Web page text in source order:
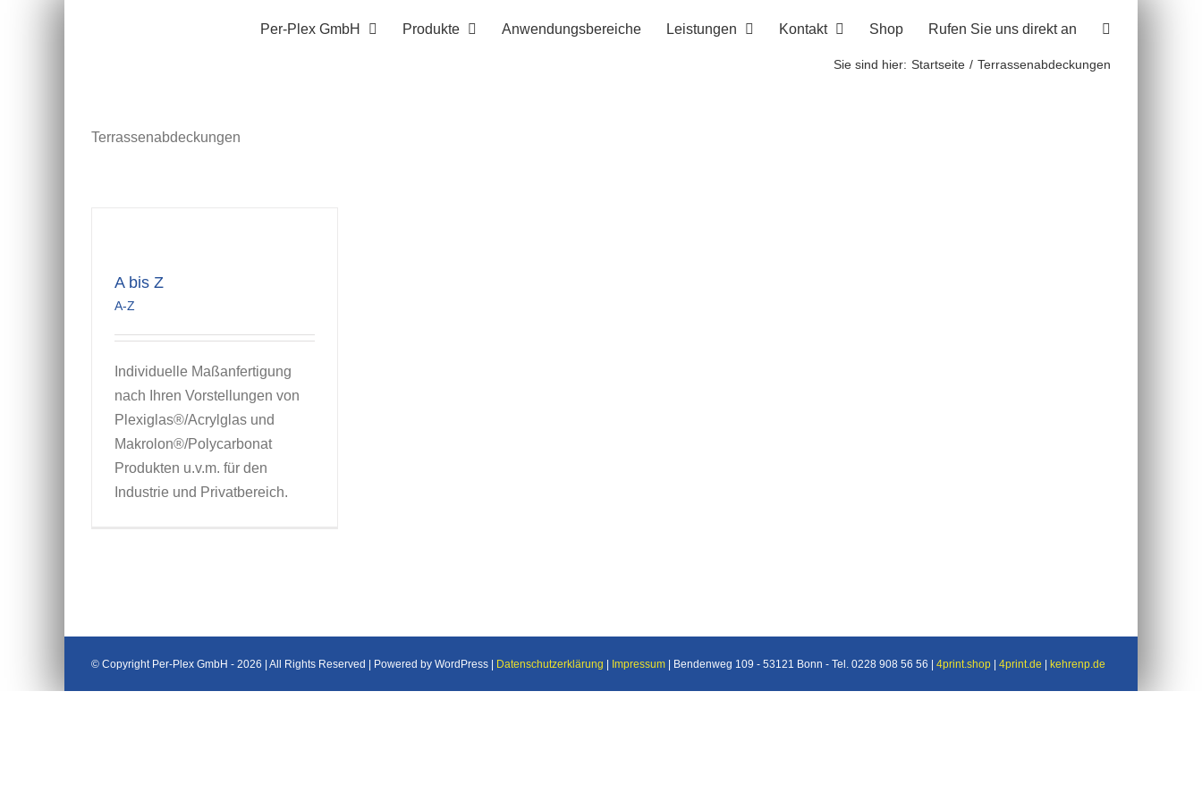
Per-Plex GmbH Produkte Anwendungsbereiche Leistungen Kontakt Shop Rufen Sie uns direkt an
Sie sind hier: Startseite Terrassenabdeckungen
Terrassenabdeckungen
A bis Z
A-Z
Individuelle Maßanfertigung
nach Ihren Vorstellungen von
Plexiglas®/Acrylglas und
Makrolon®/Polycarbonat
Produkten u.v.m. für den
Industrie und Privatbereich.
© Copyright Per-Plex GmbH - 2026 | All Rights Reserved | Powered by WordPress | Datenschutzerklärung Impressum | Bendenweg 109 - 53121 Bonn - Tel. 0228 908 56 56 | 4print.shop 4print.de kehrenp.de